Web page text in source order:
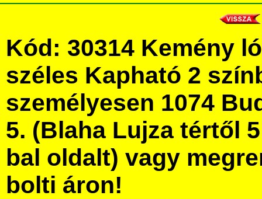
Kód: 30314 Kemény
széles Kapható 2
személyesen 1074
5. (Blaha Lujza tértől
bal oldalt) vagy
bolti áron!